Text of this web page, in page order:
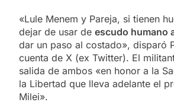
«Lule Menem y Pareja, si tienen
dejar de usar de escudo humano
dar un paso al costado», disparó
cuenta de X (ex Twitter). El
salida de ambos «en honor a la
la Libertad que lleva adelante el
Milei».